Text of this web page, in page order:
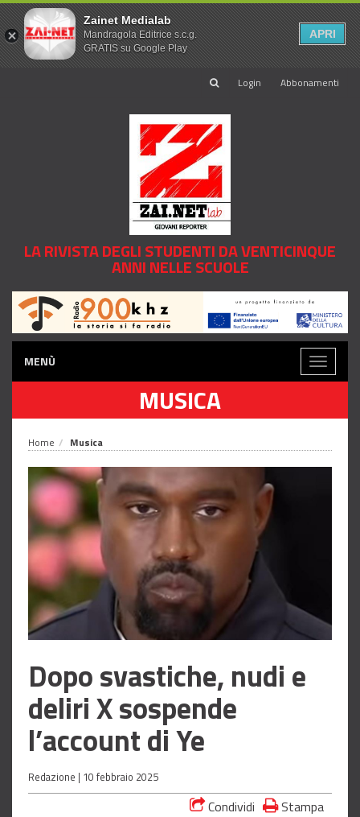
Login Abbonamenti
LA RIVISTA DEGLI STUDENTI DA VENTICINQUE
ANNI NELLE SCUOLE
MENÙ
Toggle
MUSICA
Home Musica
Dopo svastiche, nudi e
deliri X sospende
l’account di Ye
Redazione | 10 febbraio 2025
Condividi
Stampa
Zainet Medialab
Mandragola Editrice s.c.g.
GRATIS su Google Play
APRI